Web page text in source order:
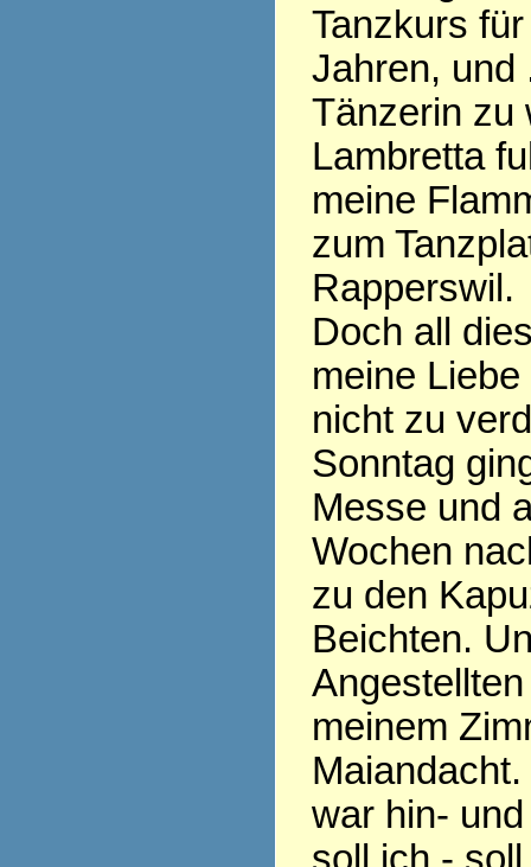
Tanzkurs
Jahren, und
Tänzerin zu
Lambretta
meine
zum
Rapperswil.
Doch all
meine
nicht zu
Sonntag
Messe und
Wochen
zu den
Beichten.
meinem
war hin-